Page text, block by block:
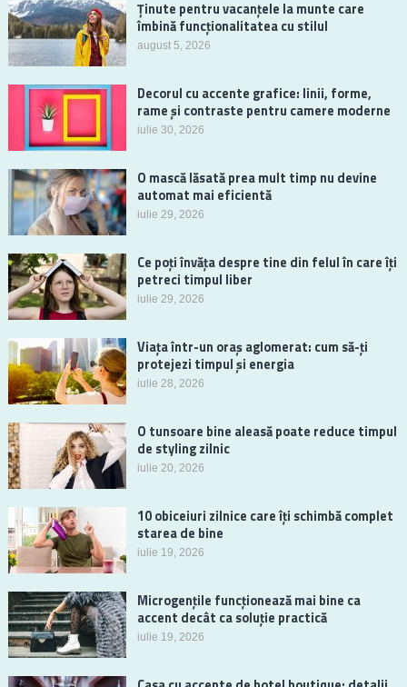
Ținute pentru vacanțele la munte care
îmbină funcționalitatea cu stilul
august 5, 2026
Decorul cu accente grafice: linii, forme,
rame și contraste pentru camere moderne
iulie 30, 2026
O mască lăsată prea mult timp nu devine
automat mai eficientă
iulie 29, 2026
Ce poți învăța despre tine din felul în care îți
petreci timpul liber
iulie 29, 2026
Viața într-un oraș aglomerat: cum să-ți
protejezi timpul și energia
iulie 28, 2026
O tunsoare bine aleasă poate reduce timpul
de styling zilnic
iulie 20, 2026
10 obiceiuri zilnice care îți schimbă complet
starea de bine
iulie 19, 2026
Microgențile funcționează mai bine ca
accent decât ca soluție practică
iulie 19, 2026